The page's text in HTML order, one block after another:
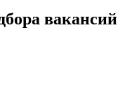
вакансий